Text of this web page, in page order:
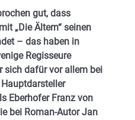
gut, dass
„Die Ältern“ seinen
– das haben in
Regisseure
sich dafür vor allem bei
Eberhofer Franz von
bei Roman-Autor Jan